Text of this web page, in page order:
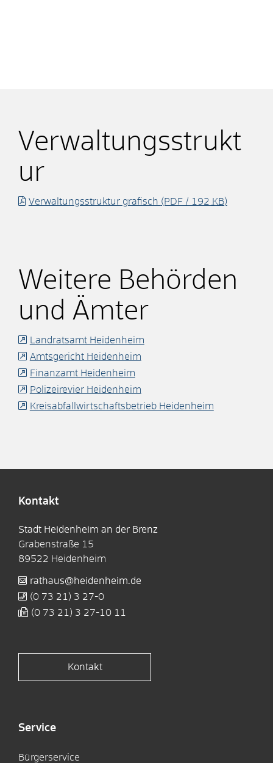
Verwaltungsstrukt
ur
Verwaltungsstruktur grafisch (PDF / 192 KB)
Weitere Behörden
und Ämter
Landratsamt Heidenheim
Amtsgericht Heidenheim
Finanzamt Heidenheim
Polizeirevier Heidenheim
Kreisabfallwirtschaftsbetrieb Heidenheim
Kontakt
Stadt Heidenheim an der Brenz
Grabenstraße 15
89522 Heidenheim
rathaus@heidenheim.de
(0 73 21) 3 27-0
(0 73 21) 3 27-10 11
Kontakt
Service
Bürgerservice